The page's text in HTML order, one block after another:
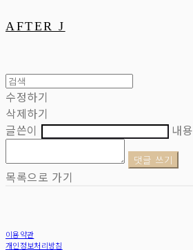
AFTER J
수정하기
삭제하기
글쓴이
내용
댓글 쓰기
목록으로 가기
이용약관
개인정보처리방침